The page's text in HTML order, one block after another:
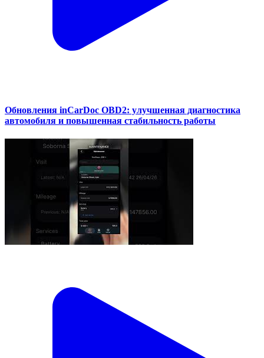
Обновления inCarDoc OBD2: улучшенная диагностика
автомобиля и повышенная стабильность работы